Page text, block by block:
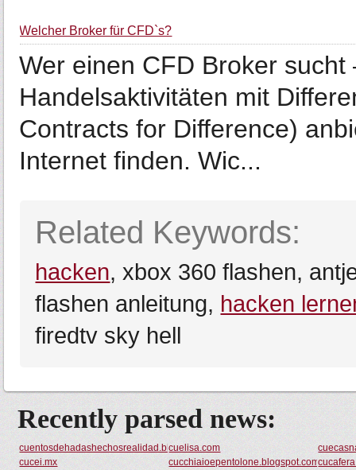
Welcher Broker für CFD`s?
Wer einen CFD Broker
Handelsaktivitäten mit
Contracts for Difference)
Internet finden. Wic...
Related Keywords:
hacken, xbox 360 flashen,
flashen anleitung, hacken
firedtv sky hell
Recently parsed news:
cuentosdehadashechosrealidad.blogspot.com
cuelisa.com
cucei.mx
cucchiaioepentolone.blogspot.com